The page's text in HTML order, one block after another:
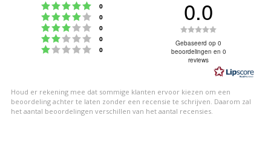
Beoordeling: 5 uit 5 sterren
0
Beoordeling: 4 uit 5 sterren
0
Beoordeling: 3 uit 5 sterren
0
Beoordeling: 2 uit 5 sterren
0
Beoordeling: 1 uit 5 sterren
0
0.0
0.0
uit
5
Gebaseerd op 0
beoordelingen en 0
reviews
Houd er rekening mee dat sommige klanten ervoor kiezen om een
beoordeling achter te laten zonder een recensie te schrijven. Daarom zal
het aantal beoordelingen verschillen van het aantal recensies.